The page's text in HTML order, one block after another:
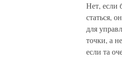
Нет, если
статься,
для
точки, а
если та